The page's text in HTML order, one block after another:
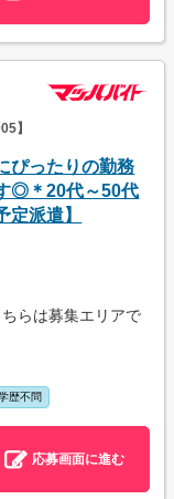
】
ぴったりの勤務
◎＊20代～50代
定派遣】
らは募集エリアで
歴不問
応募画面に進む